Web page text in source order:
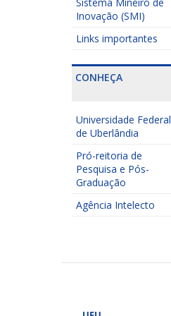
Inovação (SMI)
Links importantes
CONHEÇA
Universidade Federal
de Uberlândia
Pró-reitoria de
Pesquisa e Pós-
Graduação
Agência Intelecto